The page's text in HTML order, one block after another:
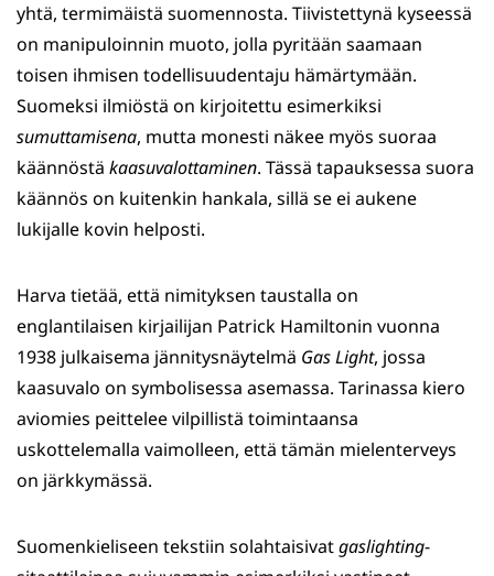
yhtä, termimäistä suomennosta. Tiivistettynä kyseessä
on manipuloinnin muoto, jolla pyritään saamaan
toisen ihmisen todellisuudentaju hämärtymään.
Suomeksi ilmiöstä on kirjoitettu esimerkiksi
sumuttamisena, mutta monesti näkee myös suoraa
käännöstä kaasuvalottaminen. Tässä tapauksessa suora
käännös on kuitenkin hankala, sillä se ei aukene
lukijalle kovin helposti.
Harva tietää, että nimityksen taustalla on
englantilaisen kirjailijan Patrick Hamiltonin vuonna
1938 julkaisema jännitysnäytelmä Gas Light, jossa
kaasuvalo on symbolisessa asemassa. Tarinassa kiero
aviomies peittelee vilpillistä toimintaansa
uskottelemalla vaimolleen, että tämän mielenterveys
on järkkymässä.
Suomenkieliseen tekstiin solahtaisivatgaslighting-